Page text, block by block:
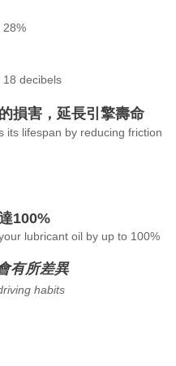
28%
decibels
損害，延長引擎壽命
its lifespan by reducing friction
100%
lubricant oil by up to 100%
有所差異
habits